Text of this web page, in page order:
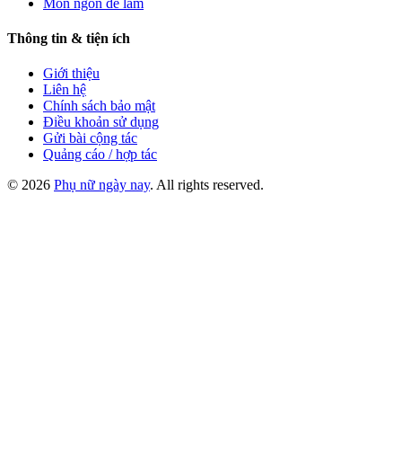
Thông tin & tiện ích
Giới thiệu
Liên hệ
Chính sách bảo mật
Điều khoản sử dụng
Gửi bài cộng tác
Quảng cáo / hợp tác
© 2026 Phụ nữ ngày nay. All rights reserved.